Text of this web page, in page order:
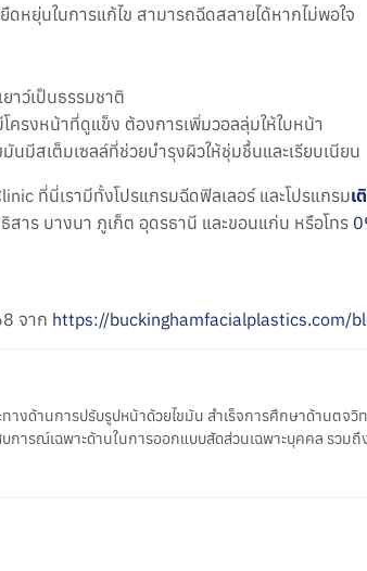
หยุ่นในการแก้ไข สามารถฉีดสลายได้หากไม่พอใจ
าว์เป็นธรรมชาติ
ครงหน้าที่ดูแข็ง ต้องการเพิ่มวอลลุ่มให้ใบหน้า
มันมีสเต็มเซลล์ที่ช่วยบำรุงผิวให้ชุ่มชื้นและเรียบเนียน
ที่นี่เรามีทั้งโปรแกรมฉีดฟิลเลอร์ และโปรแกรมเ
สาร บางนา ภูเก็ต อุดรธานี และขอนแก่น หรือโทร
จาก https://buckinghamfacialplastics.com/
านการปรับรูปหน้าด้วยไขมัน สำเร็จการศึกษาด้านตจวิ
การณ์เฉพาะด้านในการออกแบบสัดส่วนเฉพาะบุคคล รว